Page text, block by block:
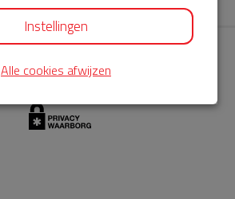
Instellingen
Alle cookies afwijzen